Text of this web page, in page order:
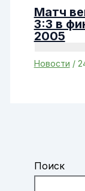
Матч
3:3 в
2005
Новости /
Поиск